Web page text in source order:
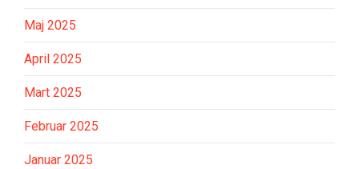
Maj 2025
April 2025
Mart 2025
Februar 2025
Januar 2025